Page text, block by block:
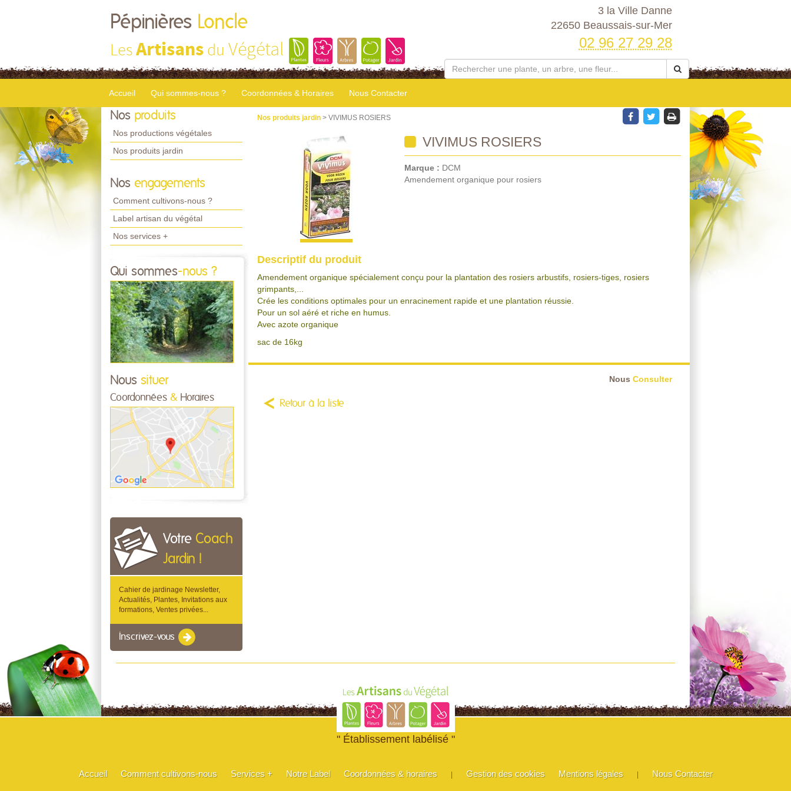
Pépinières Loncle
LesArtisans du Végétal
3 la Ville Danne
22650 Beaussais-sur-Mer
02 96 27 29 28
Accueil Qui sommes-nous ? Coordonnées & Horaires Nous Contacter
Nos produits
Nos productions végétales
Nos produits jardin
Nos engagements
Comment cultivons-nous ?
Label artisan du végétal
Nos services +
Qui sommes-nous ?
Nous situer
Coordonnées & Horaires
Votre Coach
Jardin !
Cahier de jardinage Newsletter,
Actualités, Plantes, Invitations aux
formations, Ventes privées...
Inscrivez-vous
Nos produits jardin > VIVIMUS ROSIERS
VIVIMUS ROSIERS
Marque : DCM
Amendement organique pour rosiers
Descriptif du produit
Amendement organique spécialement conçu pour la plantation des rosiers arbustifs, rosiers-tiges, rosiers
grimpants,...
Crée les conditions optimales pour un enracinement rapide et une plantation réussie.
Pour un sol aéré et riche en humus.
Avec azote organique
sac de 16kg
Nous Consulter
Retour à la liste
" Établissement labélisé "
Accueil Comment cultivons-nous Services + Notre Label Coordonnées & horaires | Gestion des cookies Mentions légales | Nous Contacter